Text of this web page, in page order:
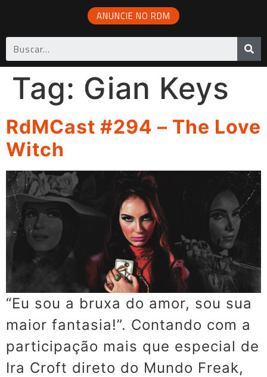
ANUNCIE NO RDM
Tag: Gian Keys
RdMCast #294 – The Love
Witch
“Eu sou a bruxa do amor, sou sua
maior fantasia!”. Contando com a
participação mais que especial de
Ira Croft direto do Mundo Freak,